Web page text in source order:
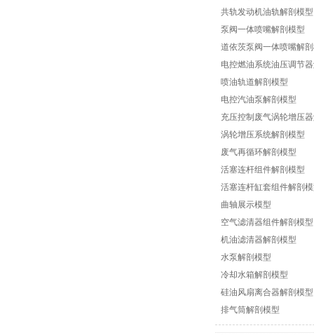
共轨发动机油轨解剖模型
泵阀一体喷嘴解剖模型
道依茨泵阀一体喷嘴解
电控燃油系统油压调节
喷油轨道解剖模型
电控汽油泵解剖模型
充压控制废气涡轮增压
涡轮增压系统解剖模型
废气再循环解剖模型
活塞连杆组件解剖模型
活塞连杆缸套组件解剖
曲轴展示模型
空气滤清器组件解剖模型
机油滤清器解剖模型
水泵解剖模型
冷却水箱解剖模型
硅油风扇离合器解剖模型
排气筒解剖模型